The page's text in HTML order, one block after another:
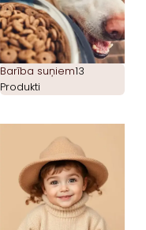
Barība suņiem13
Produkti